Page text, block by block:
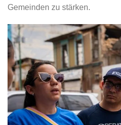
Gemeinden zu stärken.